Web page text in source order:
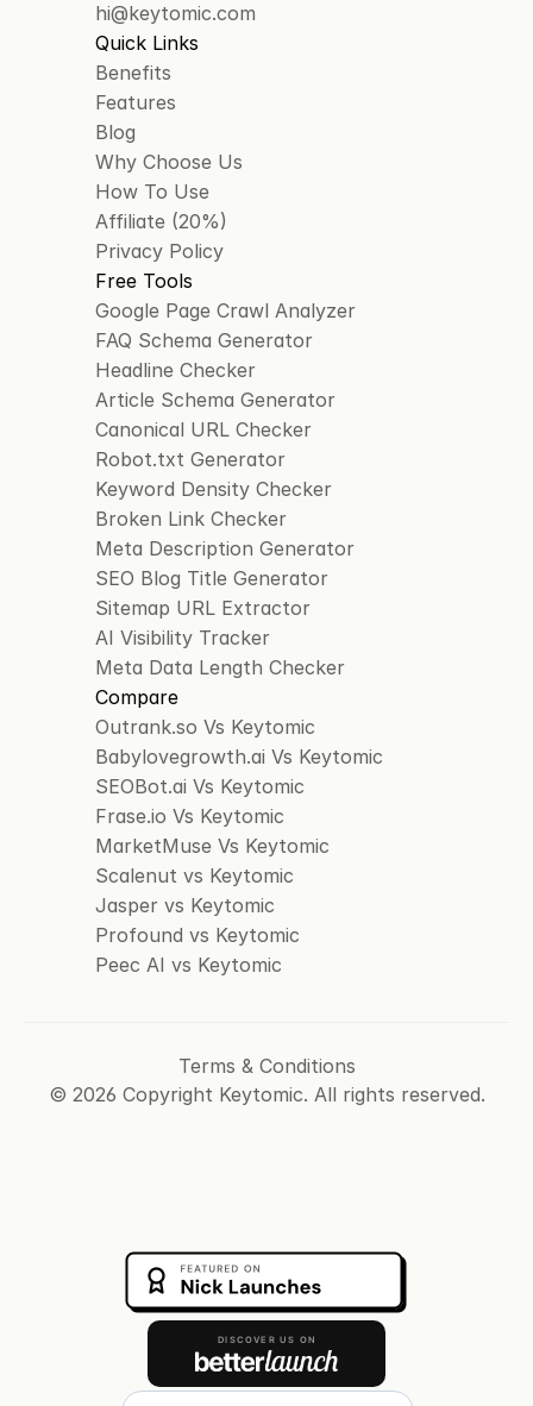
hi@keytomic.com
Quick Links
Benefits
Features
Blog
Why Choose Us
How To Use
Affiliate (20%)
Privacy Policy
Free Tools
Google Page Crawl Analyzer
FAQ Schema Generator
Headline Checker
Article Schema Generator
Canonical URL Checker
Robot.txt Generator
Keyword Density Checker
Broken Link Checker
Meta Description Generator
SEO Blog Title Generator
Sitemap URL Extractor
AI Visibility Tracker
Meta Data Length Checker
Compare
Outrank.so Vs Keytomic
Babylovegrowth.ai Vs Keytomic
SEOBot.ai Vs Keytomic
Frase.io Vs Keytomic
MarketMuse Vs Keytomic
Scalenut vs Keytomic
Jasper vs Keytomic
Profound vs Keytomic
Peec AI vs Keytomic
Terms & Conditions
© 2026 Copyright Keytomic. All rights reserved.